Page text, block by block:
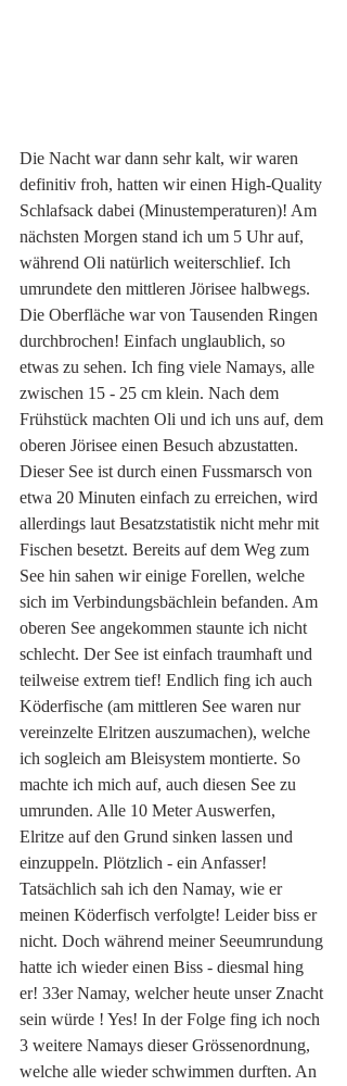
Die Nacht war dann sehr kalt, wir waren
definitiv froh, hatten wir einen High-Quality
Schlafsack dabei (Minustemperaturen)! Am
nächsten Morgen stand ich um 5 Uhr auf,
während Oli natürlich weiterschlief. Ich
umrundete den mittleren Jörisee halbwegs.
Die Oberfläche war von Tausenden Ringen
durchbrochen! Einfach unglaublich, so
etwas zu sehen. Ich fing viele Namays, alle
zwischen 15 - 25 cm klein. Nach dem
Frühstück machten Oli und ich uns auf, dem
oberen Jörisee einen Besuch abzustatten.
Dieser See ist durch einen Fussmarsch von
etwa 20 Minuten einfach zu erreichen, wird
allerdings laut Besatzstatistik nicht mehr mit
Fischen besetzt. Bereits auf dem Weg zum
See hin sahen wir einige Forellen, welche
sich im Verbindungsbächlein befanden. Am
oberen See angekommen staunte ich nicht
schlecht. Der See ist einfach traumhaft und
teilweise extrem tief! Endlich fing ich auch
Köderfische (am mittleren See waren nur
vereinzelte Elritzen auszumachen), welche
ich sogleich am Bleisystem montierte. So
machte ich mich auf, auch diesen See zu
umrunden. Alle 10 Meter Auswerfen,
Elritze auf den Grund sinken lassen und
einzuppeln. Plötzlich - ein Anfasser!
Tatsächlich sah ich den Namay, wie er
meinen Köderfisch verfolgte! Leider biss er
nicht. Doch während meiner Seeumrundung
hatte ich wieder einen Biss - diesmal hing
er! 33er Namay, welcher heute unser Znacht
sein würde ! Yes! In der Folge fing ich noch
3 weitere Namays dieser Grössenordnung,
welche alle wieder schwimmen durften. An